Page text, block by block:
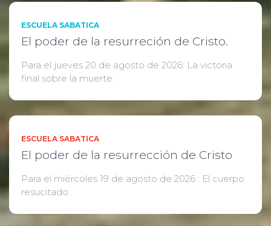
ESCUELA SABATICA
El poder de la resurreción de Cristo.
Para el jueves 20 de agosto de 2026: La victoria
final sobre la muerte.
ESCUELA SABATICA
El poder de la resurrección de Cristo
Para el miércoles 19 de agosto de 2026 : El cuerpo
resucitado.